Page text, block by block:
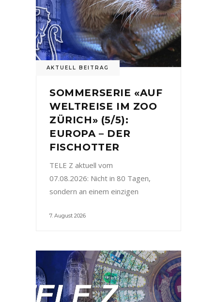
AKTUELL BEITRAG
SOMMERSERIE «AUF
WELTREISE IM ZOO
ZÜRICH» (5/5):
EUROPA – DER
FISCHOTTER
TELE Z aktuell vom
07.08.2026: Nicht in 80 Tagen,
sondern an einem einzigen
7. August 2026